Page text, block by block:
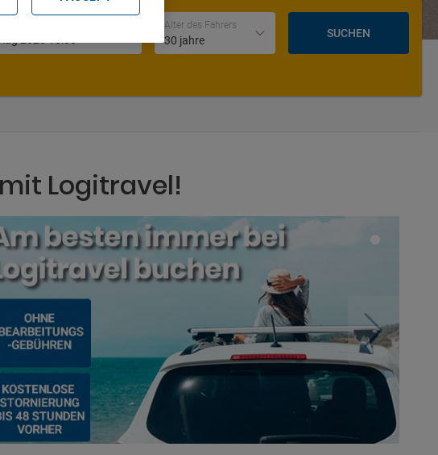
Alter des Fahrers
30 jahre
SUCHEN
Logitravel!